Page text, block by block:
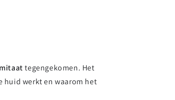
tegengekomen. Het
huid werkt en waarom het